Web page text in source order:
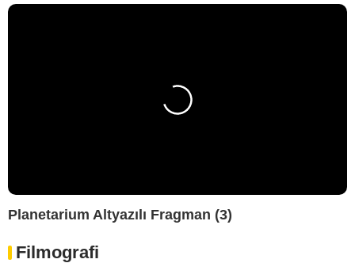
Planetarium Altyazılı Fragman (3)
Filmografi